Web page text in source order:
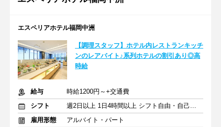
エスペリアホテル福岡中洲
【調理スタッフ】ホテル内レストランキッチ
ンのレアバイト♪系列ホテルの割引あり◎高
時給
給与
時給1200円～+交通費
シフト
週2日以上 1日4時間以上 シフト自由・自己申告
雇用形態
アルバイト・パート